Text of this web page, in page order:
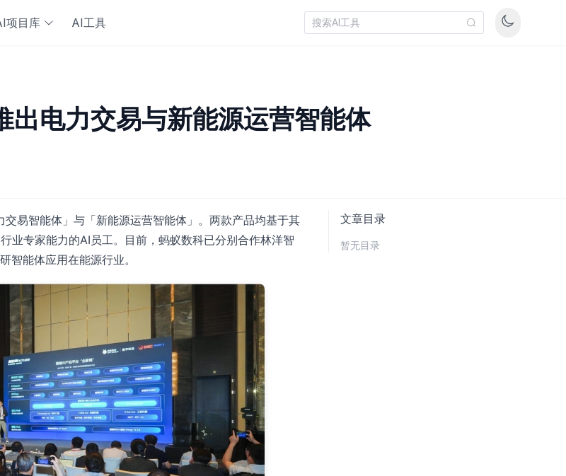
项目库 AI工具
电力交易与新能源运营智能体
易智能体」与「新能源运营智能体」。两款产品均基于其
业专家能力的AI员工。目前，蚂蚁数科已分别合作林洋智
智能体应用在能源行业。
文章目录
暂无目录